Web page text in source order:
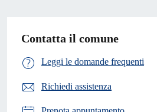
Contatta il comune
Leggi le domande frequenti
Richiedi assistenza